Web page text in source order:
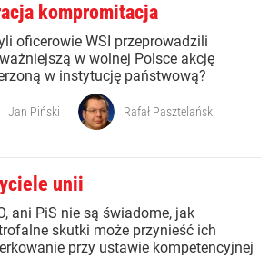
kompromitacja
oficerowie WSI przeprowadzili
w wolnej Polsce akcję
w instytucję państwową?
Jan Piński Rafał Pasztelański
unii
ani PiS nie są świadome, jak
skutki może przynieść ich
przy ustawie kompetencyjnej